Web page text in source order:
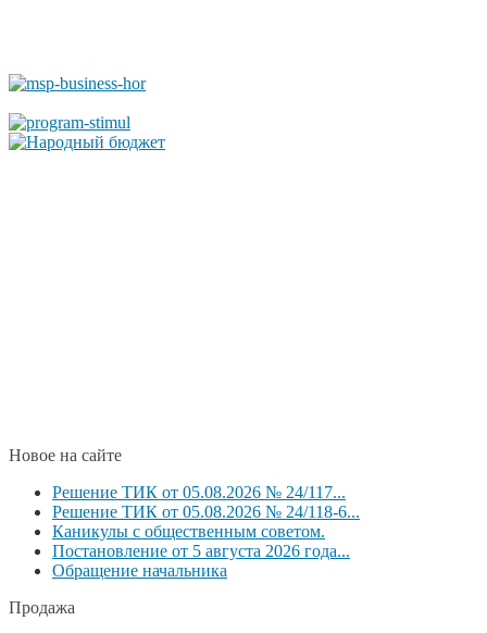
Новое на сайте
Решение ТИК от 05.08.2026 № 24/117...
Решение ТИК от 05.08.2026 № 24/118-6...
Каникулы с общественным советом.
Постановление от 5 августа 2026 года...
Обращение начальника
Продажа